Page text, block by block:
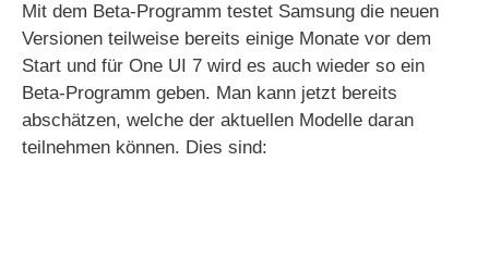
Mit dem Beta-Programm testet Samsung die neuen
Versionen teilweise bereits einige Monate vor dem
Start und für One UI 7 wird es auch wieder so ein
Beta-Programm geben. Man kann jetzt bereits
abschätzen, welche der aktuellen Modelle daran
teilnehmen können. Dies sind: